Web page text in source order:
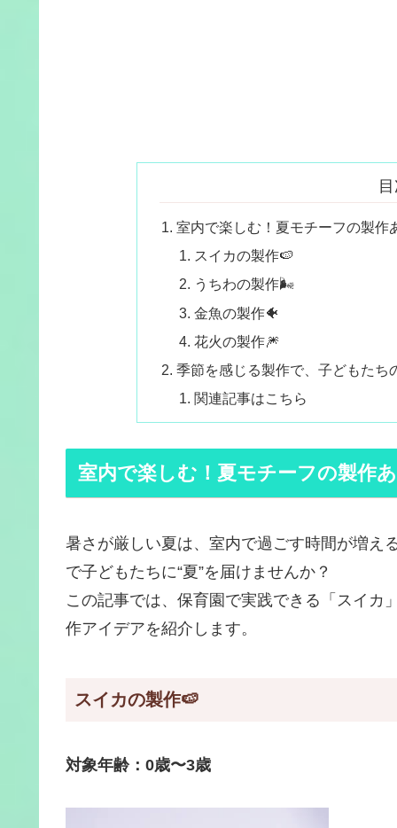
室内で楽しむ！夏モチーフの製作
スイカの製作🍉
うちわの製作🌬️
金魚の製作🐠
花火の製作🎆
季節を感じる製作で、子どもたち
関連記事はこちら
室内で楽しむ！夏モチーフの製作
暑さが厳しい夏は、室内で過ごす時間が増え
で子どもたちに“夏”を届けませんか？
この記事では、保育園で実践できる「スイカ
作アイデアを紹介します。
スイカの製作🍉
対象年齢：0歳〜3歳